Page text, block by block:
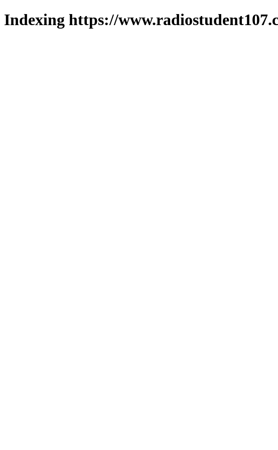
Indexing https://